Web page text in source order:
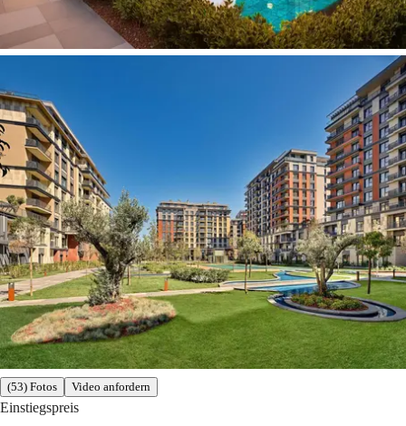
(53) Fotos Video anfordern
Einstiegspreis